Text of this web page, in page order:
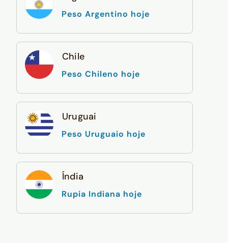
Peso Argentino hoje
Chile
Peso Chileno hoje
Uruguai
Peso Uruguaio hoje
Índia
Rupia Indiana hoje